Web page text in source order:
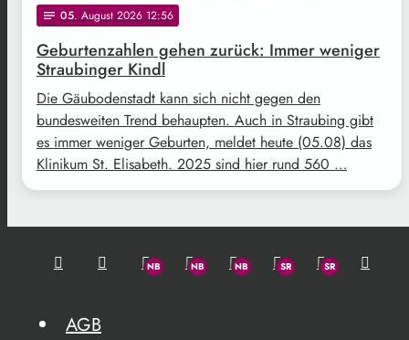
notes 05. August 2026 12:56
Geburtenzahlen gehen zurück: Immer weniger
Straubinger Kindl
Die Gäubodenstadt kann sich nicht gegen den
bundesweiten Trend behaupten. Auch in Straubing gibt
es immer weniger Geburten, meldet heute (05.08) das
Klinikum St. Elisabeth. 2025 sind hier rund 560 …
AGB